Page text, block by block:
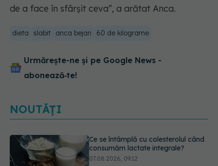
de a face în sfârșit ceva”, a arătat Anca.
dieta slabit anca bejan 60 de kilograme
Urmărește-ne și pe Google News -
abonează‑te!
NOUTĂȚI
Alergia la ambrozie: 4 lucruri
esențiale despre simptome,
prevenție și tratament, explicate de